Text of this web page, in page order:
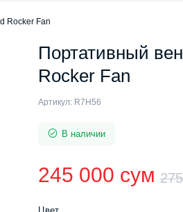
Rocker Fan
Портативный
Rocker Fan
Артикул: R7H56
В наличии
245 000 сум